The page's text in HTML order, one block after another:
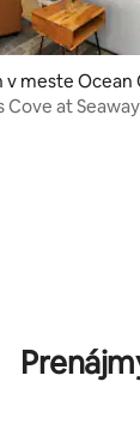
z 5, počet
v meste Ocean
Cove at